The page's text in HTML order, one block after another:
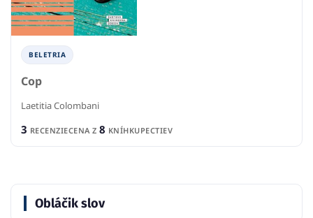
BELETRIA
Cop
Laetitia Colombani
3 RECENZIECENA Z 8 KNÍHKUPECTIEV
Obláčik slov